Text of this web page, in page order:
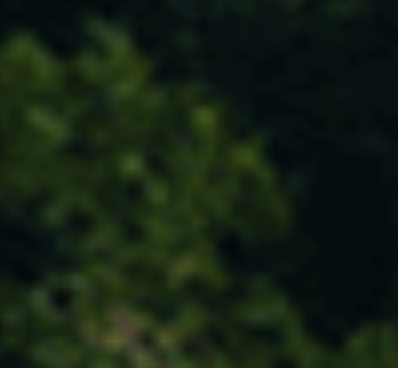
TERMOS E CONDIÇÕES